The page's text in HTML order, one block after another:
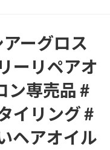
ーグロス
ーリペアオ
ン専売品 #
イリング #
ヘアオイル